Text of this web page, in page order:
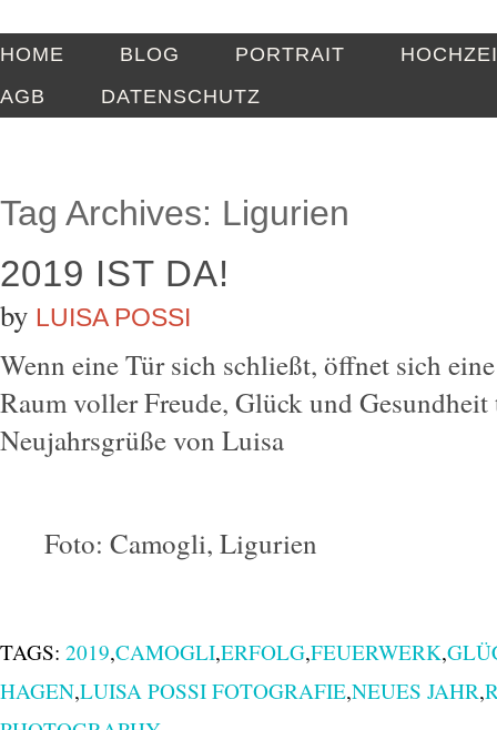
HOME BLOG PORTRAIT
AGB
DATENSCHUTZ
Tag Archives: Ligurien
2019 IST DA!
by LUISA POSSI
Wenn eine Tür sich schließt, öffnet sich
Raum voller Freude, Glück und
Neujahrsgrüße von Luisa
Foto: Camogli, Ligurien
TAGS: 2019,CAMOGLI,ERFOLG,FEUERWERK,
HAGEN,LUISA POSSI FOTOGRAFIE,NEUES JAHR,